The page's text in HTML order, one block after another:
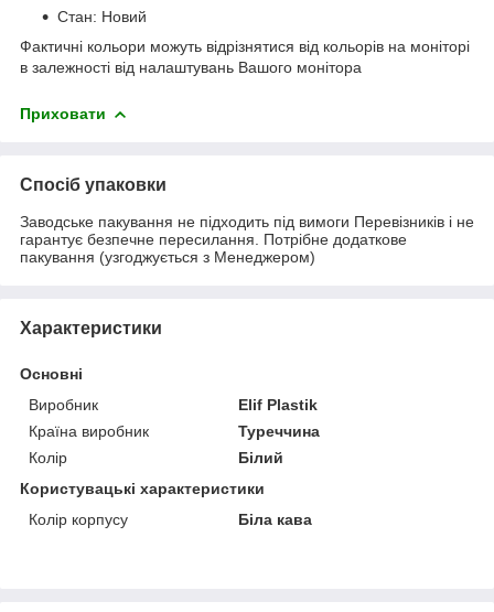
Стан: Новий
Фактичні кольори можуть відрізнятися від кольорів на моніторі
в залежності від налаштувань Вашого монітора
Приховати
Спосіб упаковки
Заводське пакування не підходить під вимоги Перевізників і не
гарантує безпечне пересилання. Потрібне додаткове
пакування (узгоджується з Менеджером)
Характеристики
Основні
Виробник
Elif Plastik
Країна виробник
Туреччина
Колір
Білий
Користувацькі характеристики
Колір корпусу
Біла кава